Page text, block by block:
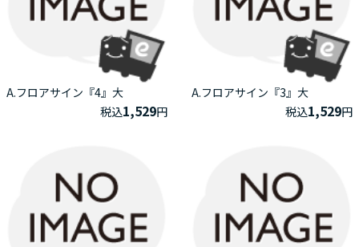
A.フロアサイン『4』大
税込1,529円
A.フロアサイン『3』大
税込1,529円